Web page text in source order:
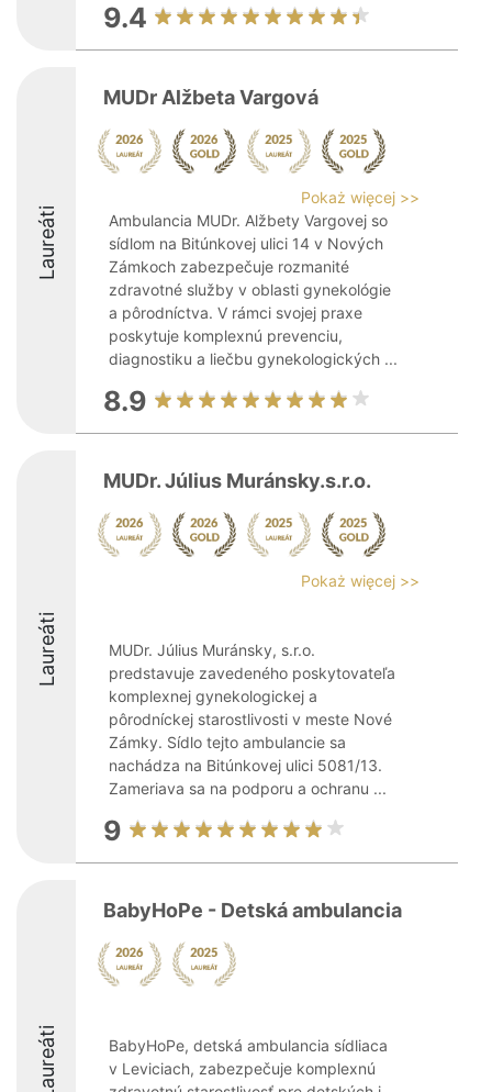
9.4
Laureáti
MUDr Alžbeta Vargová
Pokaż więcej >>
Ambulancia MUDr. Alžbety Vargovej so
sídlom na Bitúnkovej ulici 14 v Nových
Zámkoch zabezpečuje rozmanité
zdravotné služby v oblasti gynekológie
a pôrodníctva. V rámci svojej praxe
poskytuje komplexnú prevenciu,
diagnostiku a liečbu gynekologických ...
8.9
Laureáti
MUDr. Július Muránsky.s.r.o.
Pokaż więcej >>
MUDr. Július Muránsky, s.r.o.
predstavuje zavedeného poskytovateľa
komplexnej gynekologickej a
pôrodníckej starostlivosti v meste Nové
Zámky. Sídlo tejto ambulancie sa
nachádza na Bitúnkovej ulici 5081/13.
Zameriava sa na podporu a ochranu ...
9
Laureáti
BabyHoPe - Detská ambulancia
BabyHoPe, detská ambulancia sídliaca
v Leviciach, zabezpečuje komplexnú